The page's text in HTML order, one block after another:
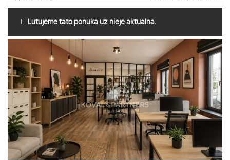
Ľutujeme táto ponuka už nieje aktuálna.